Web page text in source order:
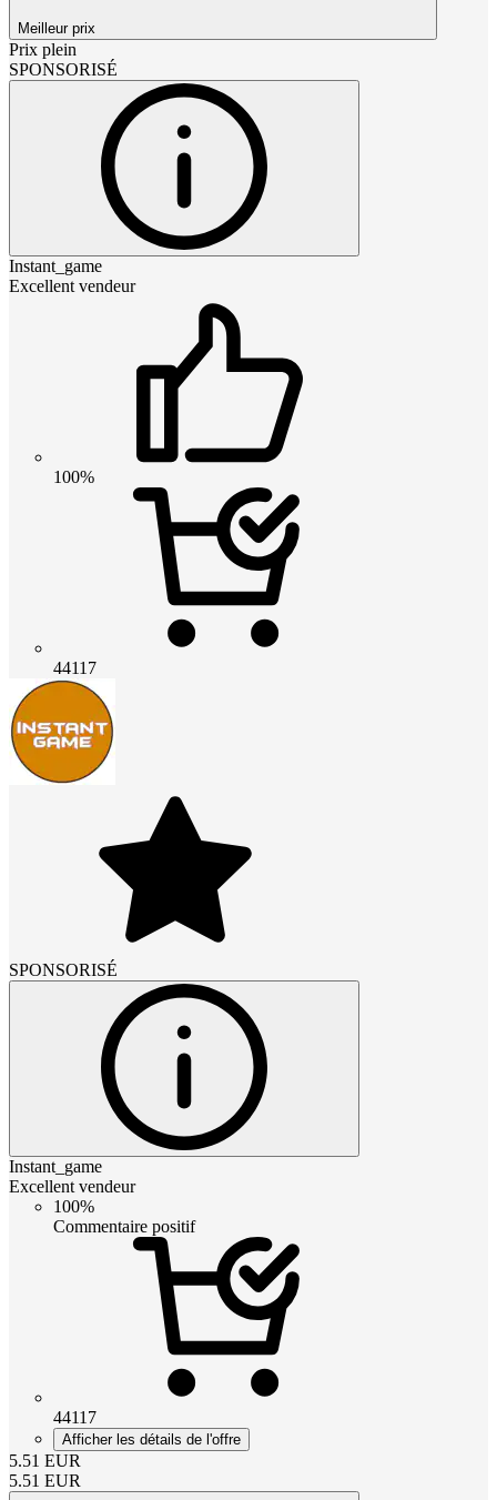
Meilleur prix
Prix plein
SPONSORISÉ
Instant_game
Excellent vendeur
100%
44117
SPONSORISÉ
Instant_game
Excellent vendeur
100%
Commentaire positif
44117
Afficher les détails de l'offre
5.51 EUR
5.51 EUR